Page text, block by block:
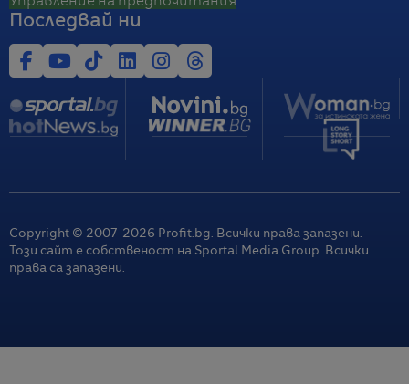
Последвай ни
Copyright © 2007-2026 Profit.bg. Всички права запазени.
Този сайт е собственост на Sportal Media Group. Всички
права са запазени.